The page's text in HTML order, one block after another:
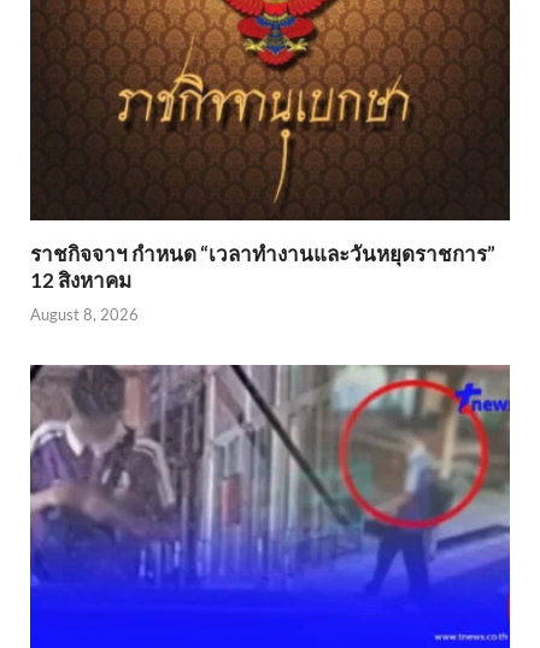
ราชกิจจาฯ กำหนด “เวลาทำงานและวันหยุดราชการ”
12 สิงหาคม
August 8, 2026